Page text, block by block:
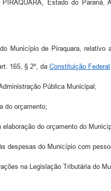
Estado do
Município de Piraquara, relativo
165, § 2º, da Constituição Federal
Pública Municipal;
do orçamento;
elaboração do orçamento do
despesas do Município com
na Legislação Tributária do